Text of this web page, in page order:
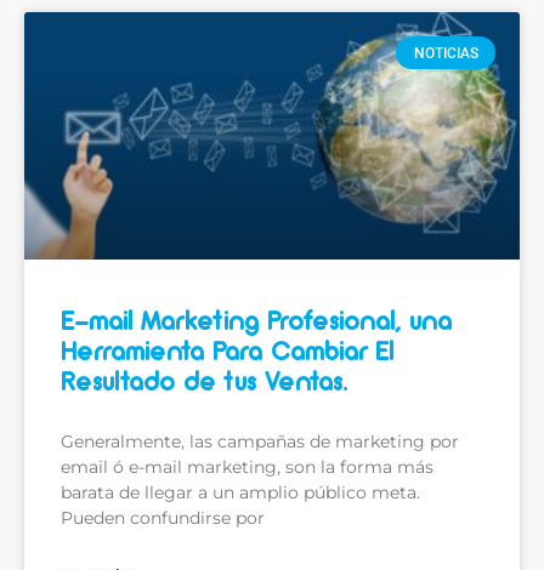
NOTICIAS
E-mail Marketing Profesional, una
Herramienta Para Cambiar El
Resultado de tus Ventas.
Generalmente, las campañas de marketing por
email ó e-mail marketing, son la forma más
barata de llegar a un amplio público meta.
Pueden confundirse por